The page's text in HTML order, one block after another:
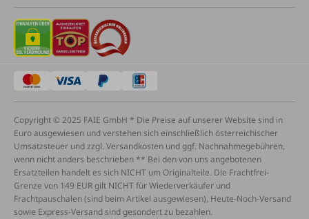
Copyright © 2025 FAIE GmbH * Die Preise auf unserer Website sind in
Euro ausgewiesen und verstehen sich einschließlich österreichischer
Umsatzsteuer und zzgl. Versandkosten und ggf. Nachnahmegebühren,
wenn nicht anders beschrieben ** Bei den von uns angebotenen
Ersatzteilen handelt es sich NICHT um Originalteile. Die Frachtfrei-
Grenze von 149 EUR gilt NICHT für Wiederverkäufer und
Frachtpauschalen (sind beim Artikel ausgewiesen), Heute-Noch-Versand
sowie Express-Versand sind gesondert zu bezahlen.